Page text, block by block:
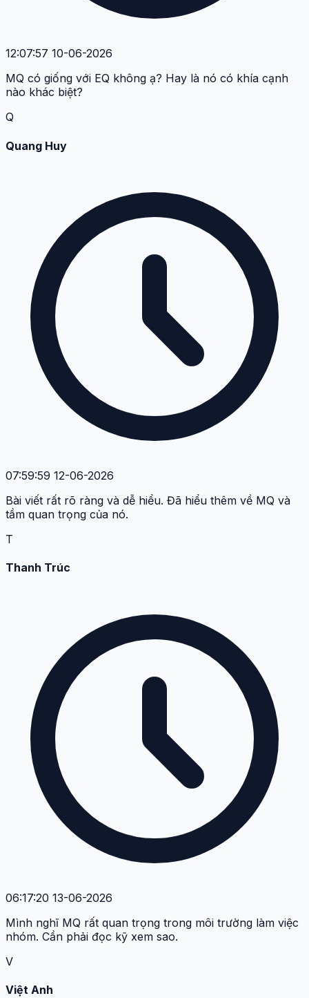
12:07:57 10-06-2026
MQ có giống với EQ không ạ? Hay là nó có khía cạnh
nào khác biệt?
Q
Quang Huy
07:59:59 12-06-2026
Bài viết rất rõ ràng và dễ hiểu. Đã hiểu thêm về MQ và
tầm quan trọng của nó.
T
Thanh Trúc
06:17:20 13-06-2026
Mình nghĩ MQ rất quan trọng trong môi trường làm việc
nhóm. Cần phải đọc kỹ xem sao.
V
Việt Anh